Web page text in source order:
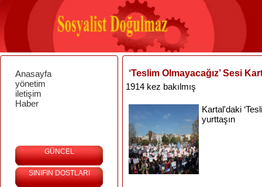
Anasayfa
yönetim
iletişim
Haber
GÜNCEL
SINIFIN DOSTLARI
‘Teslim Olmayacağız’ Sesi
1914 kez bakılmış
Kartal'daki
yurttaşın